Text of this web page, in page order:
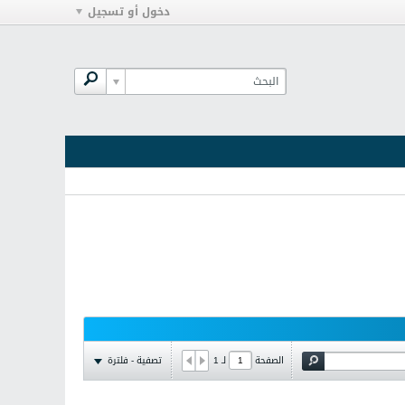
دخول أو تسجيل
الصفحة لـ1 تصفية - فلترة